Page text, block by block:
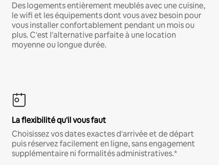
Des logements entièrement meublés avec une cuisine,
le wifi et les équipements dont vous avez besoin pour
vous installer confortablement pendant un mois ou
plus. C'est l'alternative parfaite à une location
moyenne ou longue durée.
La flexibilité qu'il vous faut
Choisissez vos dates exactes d'arrivée et de départ
puis réservez facilement en ligne, sans engagement
supplémentaire ni formalités administratives.*